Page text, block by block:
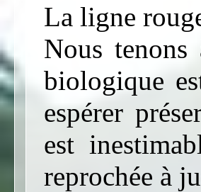
La ligne
Nous
biologique
espérer
est
reprochée à